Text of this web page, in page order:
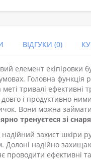
ВІДГУКИ (0)
елемент екіпіровки
Головна
тривалі ефективні
і продуктивно
Вони можна
тренуєтеся зі
захист шкіри
Долоні надійно
проводити ефективні